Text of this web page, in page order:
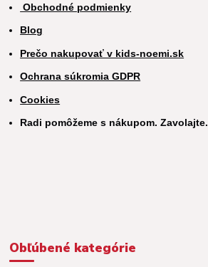
Obchodné podmienky
Blog
Prečo nakupovať v kids-noemi.sk
Ochrana súkromia GDPR
Cookies
Radi pomôžeme s nákupom. Zavolajte.
Obľúbené kategórie